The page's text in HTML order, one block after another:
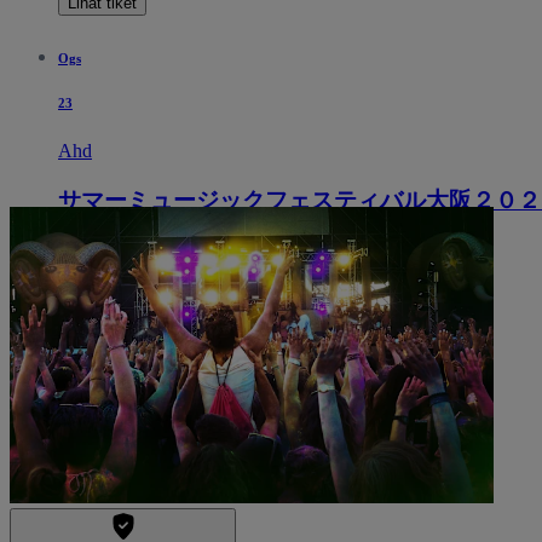
Ogs
23
Ahd
サマーミュージックフェスティバル大阪２０
17.00 Osaka, JepunIzumi Hall
Izumi Hall
Lihat tiket